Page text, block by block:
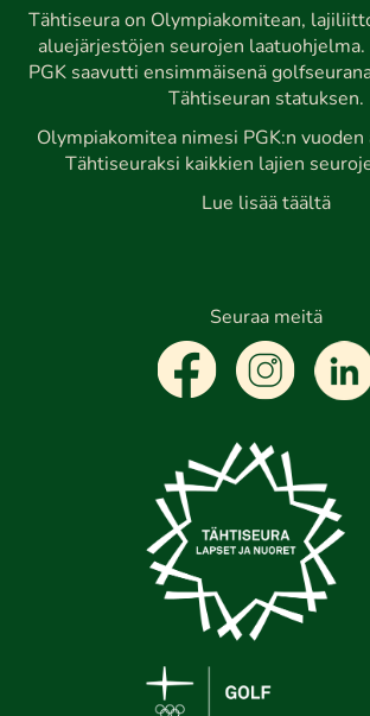
Tähtiseura on Olympiakomitean,
aluejärjestöjen seurojen
PGK saavutti ensimmäisenä
Tähtiseuran statuksen.
Olympiakomitea nimesi PGK:n vuoden
Tähtiseuraksi kaikkien lajien
Lue lisää täältä
Seuraa meitä